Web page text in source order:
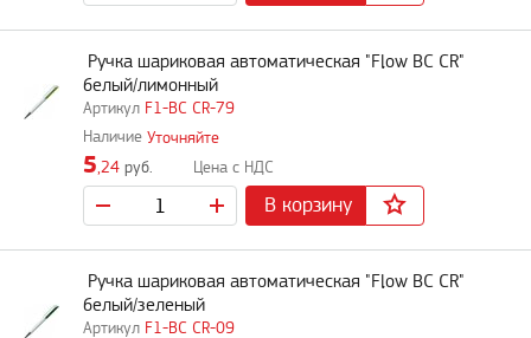
F1-BC CR-79
Ручка шариковая автоматическая "Flow BC CR"
белый/лимонный
Уточняйте
5,24 руб.
В корзину
F1-BC CR-09
Ручка шариковая автоматическая "Flow BC CR"
белый/зеленый